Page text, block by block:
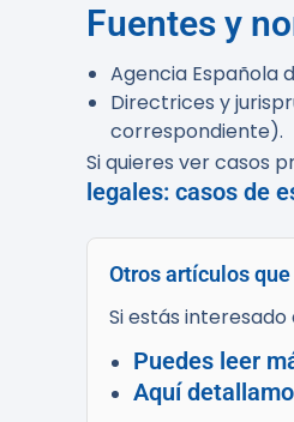
Fuentes y
Agencia Española
Directrices y
correspondiente).
Si quieres ver casos
legales: casos de
Otros artículos
Si estás
Puedes leer
Aquí